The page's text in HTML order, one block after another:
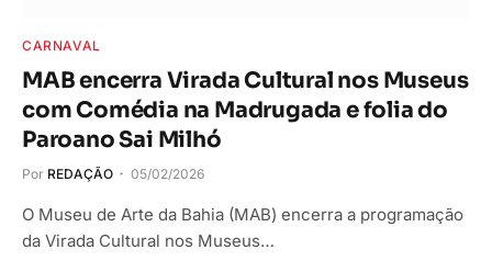
CARNAVAL
MAB encerra Virada Cultural nos Museus
com Comédia na Madrugada e folia do
Paroano Sai Milhó
Por REDAÇÃO 05/02/2026
O Museu de Arte da Bahia (MAB) encerra a programação
da Virada Cultural nos Museus…